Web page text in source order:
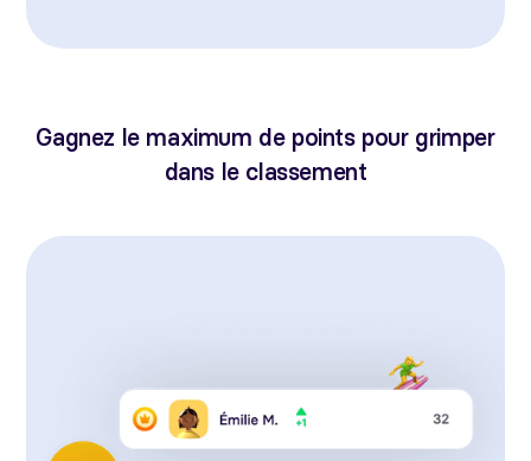
Gagnez le maximum de points pour grimper
dans le classement